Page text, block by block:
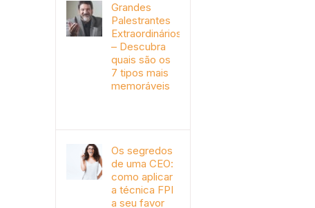
Grandes
Palestrantes
Extraordinários
– Descubra
quais são os
7 tipos mais
memoráveis
Os segredos
de uma CEO:
como aplicar
a técnica FPI
a seu favor